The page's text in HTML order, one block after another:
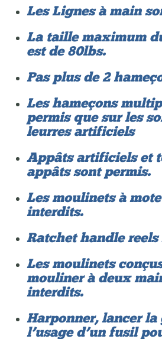
Les Lignes à main
La taille maximum
est de 80lbs.
Pas plus de 2
Les hameçons
permis que sur les
leurres artificiels
Appâts artificiels et
appâts sont permis.
Les moulinets à
interdits.
Ratchet handle
Les moulinets
mouliner à deux
interdits.
Harponner, lancer
l’usage d’un fusil